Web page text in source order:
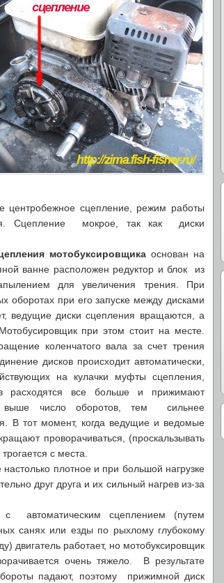
центробежное сцепление, режим работы
Сцепление мокрое, так как диски
мотобуксировщикаоснован на
ванне расположен редуктор и блок из
для увеличения трения. При
при его запуске между дисками
ведущие диски сцепления вращаются, а
при этом стоит на месте.
коленчатого вала за счет трения
дисков происходит автоматически,
на кулачки муфты сцепления,
расходятся все больше и прижимают
выше число оборотов, тем сильнее
В тот момент, когда ведущие и ведомые
проворачиваться, (проскальзывать
с места.
плотное и при большой нагрузке
друг друга и их сильный нагрев из-за
с автоматическим сцеплением (путем
санях или езды по рыхлому глубокому
двигатель работает, но мотобуксировщик
очень тяжело. В результате
падают, поэтому прижимной диск